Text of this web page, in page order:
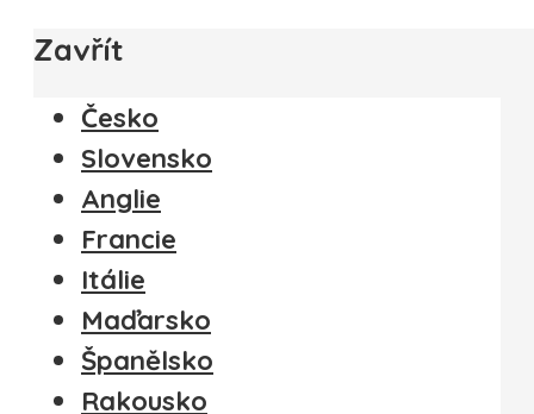
Zavřít
Česko
Slovensko
Anglie
Francie
Itálie
Maďarsko
Španělsko
Rakousko